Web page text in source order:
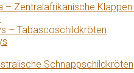
– Zentralafrikanische
– Tabascoschildkröten
Schnappschildkröten